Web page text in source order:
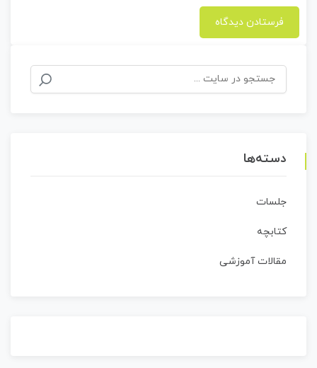
جستجو
برای:
دسته‌ها
جلسات
کتابچه
مقالات آموزشی